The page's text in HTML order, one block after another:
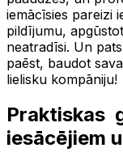
iemācīsies pareizi
pildījumu,
neatradīsi. Un
paēst, baudot
lielisku kompāniju!
Praktiskas
iesācējiem